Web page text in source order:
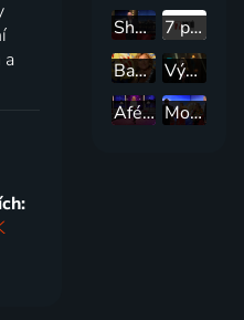
Show Jana Krause
7 pádů Honzy Dědka
Banánové rybičky
Výborná SHOW
Aféry - neuvěřitelné životní příběhy
Modré z neba